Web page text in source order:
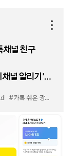
채널 친구
널 알리기'
#카톡 쉬운 광고